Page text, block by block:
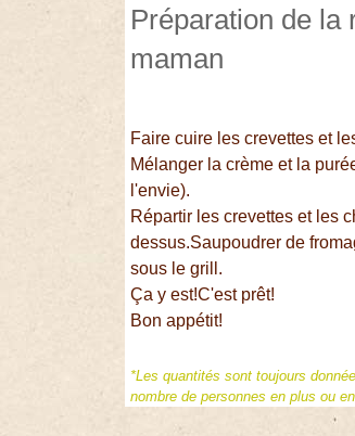
Préparation de la
maman
Faire cuire les crevettes et
Mélanger la crème et la
l'envie).
Répartir les crevettes et les
dessus.Saupoudrer de
sous le grill.
Ça y est!C'est prêt!
Bon appétit!
*Les quantités sont toujours
nombre de personnes en plus ou